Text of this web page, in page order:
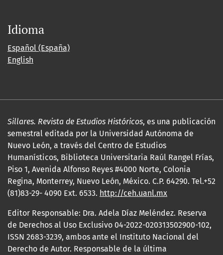
Idioma
Español (España)
English
Sillares. Revista de Estudios Históricos, es una publicación
semestral editada por la Universidad Autónoma de
Nuevo León, a través del Centro de Estudios
Humanísticos, Biblioteca Universitaria Raúl Rangel Frías,
Piso 1, Avenida Alfonso Reyes #4000 Norte, Colonia
Regina, Monterrey, Nuevo León, México. C.P. 64290. Tel.+52
(81)83-29- 4090 Ext. 6533. http://ceh.uanl.mx
Editor Responsable: Dra. Adela Díaz Meléndez. Reserva
de Derechos al Uso Exclusivo 04-2022-020313502900-102,
ISSN 2683-3239, ambos ante el Instituto Nacional del
Derecho de Autor. Responsable de la última